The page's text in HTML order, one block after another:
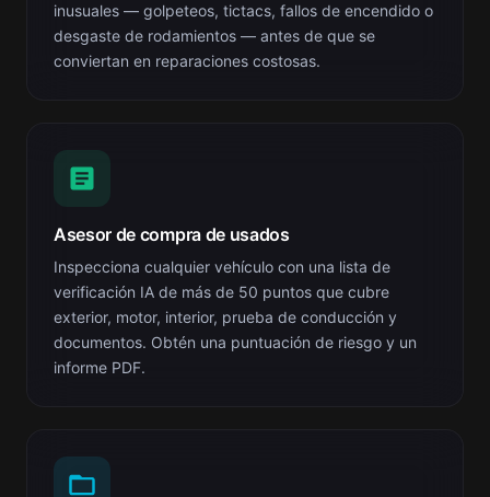
inusuales — golpeteos, tictacs, fallos de encendido o
desgaste de rodamientos — antes de que se
conviertan en reparaciones costosas.
Asesor de compra de usados
Inspecciona cualquier vehículo con una lista de
verificación IA de más de 50 puntos que cubre
exterior, motor, interior, prueba de conducción y
documentos. Obtén una puntuación de riesgo y un
informe PDF.